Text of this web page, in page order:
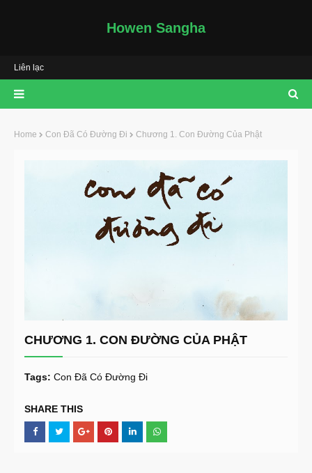
Howen Sangha
Liên lạc
Home Con Đã Có Đường Đi Chương 1. Con Đường Của Phật
CHƯƠNG 1. CON ĐƯỜNG CỦA PHẬT
Tags: Con Đã Có Đường Đi
SHARE THIS